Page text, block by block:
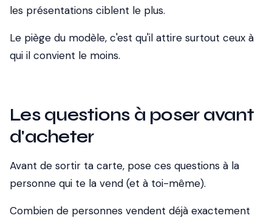
les présentations ciblent le plus.
Le piège du modèle, c'est qu'il attire surtout ceux à
qui il convient le moins.
Les questions à poser avant
d'acheter
Avant de sortir ta carte, pose ces questions à la
personne qui te la vend (et à toi-même).
Combien de personnes vendent déjà exactement